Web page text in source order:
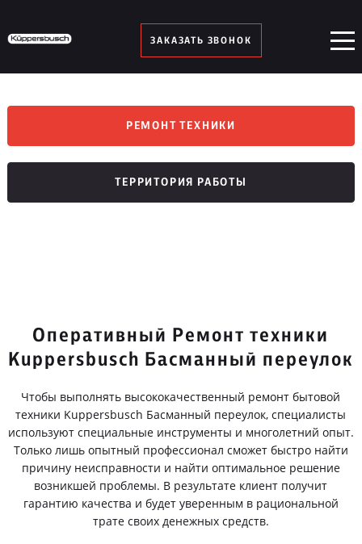
ЗАКАЗАТЬ ЗВОНОК
РЕМОНТ ТЕХНИКИ
ТЕРРИТОРИЯ РАБОТЫ
Оперативный Ремонт техники
Kuppersbusch Басманный переулок
Чтобы выполнять высококачественный ремонт бытовой
техники Kuppersbusch Басманный переулок, специалисты
используют специальные инструменты и многолетний опыт.
Только лишь опытный профессионал сможет быстро найти
причину неисправности и найти оптимальное решение
возникшей проблемы. В результате клиент получит
гарантию качества и будет уверенным в рациональной
трате своих денежных средств.